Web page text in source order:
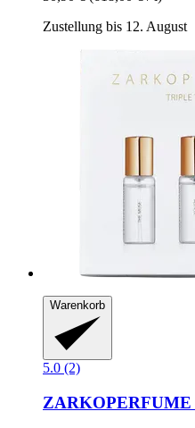
Zustellung bis 12. August
Warenkorb
5.0 (2)
ZARKOPERFUME